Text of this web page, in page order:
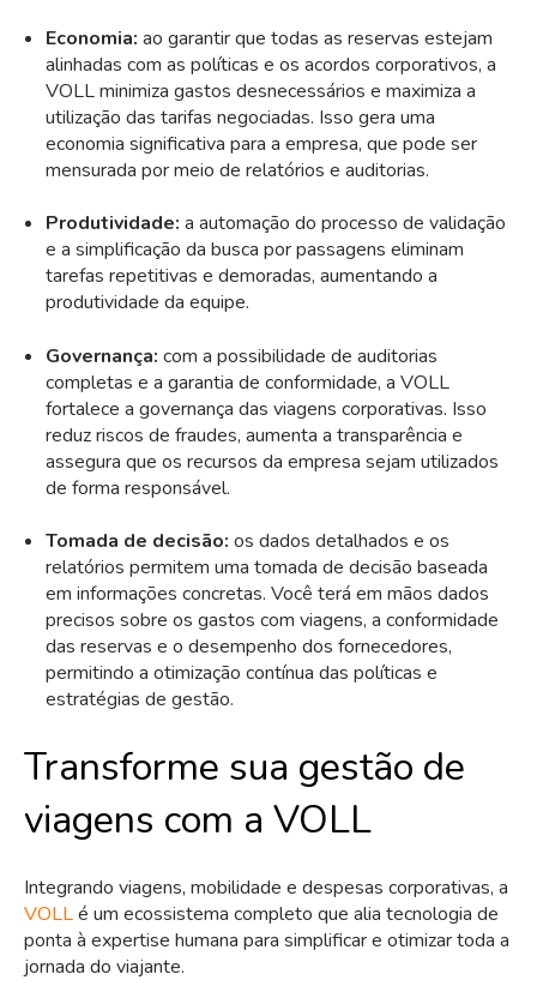
Economia: ao garantir que todas as reservas estejam
alinhadas com as políticas e os acordos corporativos, a
VOLL minimiza gastos desnecessários e maximiza a
utilização das tarifas negociadas. Isso gera uma
economia significativa para a empresa, que pode ser
mensurada por meio de relatórios e auditorias.
Produtividade: a automação do processo de validação
e a simplificação da busca por passagens eliminam
tarefas repetitivas e demoradas, aumentando a
produtividade da equipe.
Governança: com a possibilidade de auditorias
completas e a garantia de conformidade, a VOLL
fortalece a governança das viagens corporativas. Isso
reduz riscos de fraudes, aumenta a transparência e
assegura que os recursos da empresa sejam utilizados
de forma responsável.
Tomada de decisão: os dados detalhados e os
relatórios permitem uma tomada de decisão baseada
em informações concretas. Você terá em mãos dados
precisos sobre os gastos com viagens, a conformidade
das reservas e o desempenho dos fornecedores,
permitindo a otimização contínua das políticas e
estratégias de gestão.
Transforme sua gestão de
viagens com a VOLL
Integrando viagens, mobilidade e despesas corporativas, a
VOLLé um ecossistema completo que alia tecnologia de
ponta à expertise humana para simplificar e otimizar toda a
jornada do viajante.